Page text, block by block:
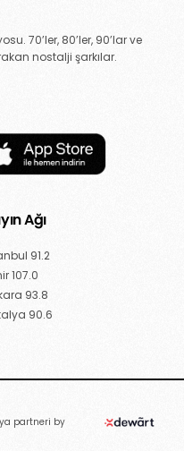
70’ler, 80’ler, 90’lar ve
nostalji şarkılar.
Ağı
91.2
107.0
93.8
90.6
partneri by